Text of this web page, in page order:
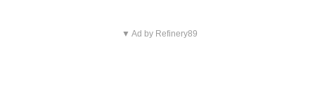
▼ Ad by Refinery89